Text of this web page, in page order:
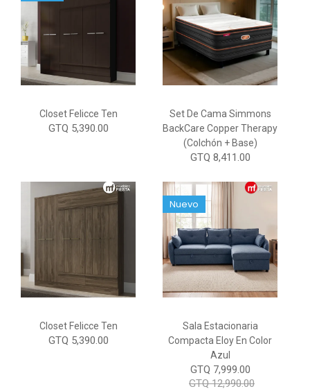
Closet Felicce Ten
GTQ 5,390.00
Set De Cama Simmons
BackCare Copper Therapy
(Colchón + Base)
GTQ 8,411.00
Closet Felicce Ten
GTQ 5,390.00
Sala Estacionaria
Compacta Eloy En Color
Azul
Nuevo
GTQ 7,999.00
GTQ 12,990.00